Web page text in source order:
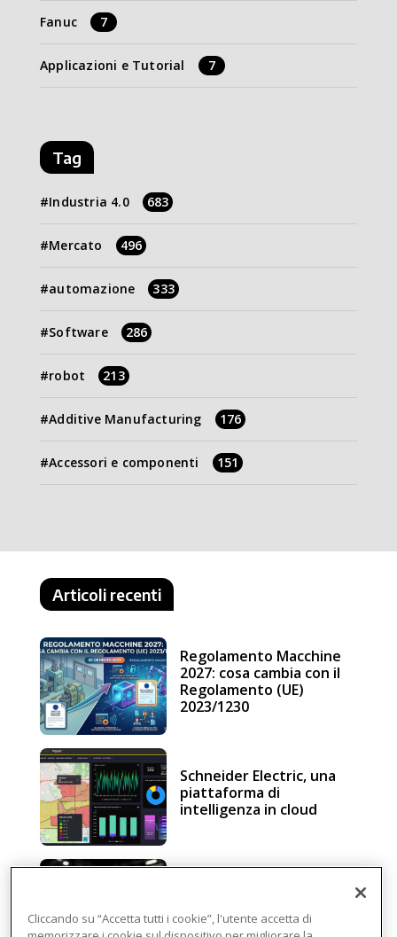
Fanuc 7
Applicazioni e Tutorial 7
Tag
Industria 4.0 683
Mercato 496
automazione 333
Software 286
robot 213
Additive Manufacturing 176
Accessori e componenti 151
Articoli recenti
Regolamento Macchine
2027: cosa cambia con il
Regolamento (UE)
2023/1230
Schneider Electric, una
piattaforma di
intelligenza in cloud
Regolamento macchine
Cliccando su “Accetta tutti i cookie”, l'utente accetta di